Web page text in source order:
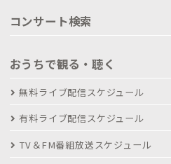
コンサート検索
おうちで観る・聴く
無料ライブ配信スケジュール
有料ライブ配信スケジュール
TV＆FM番組放送スケジュール